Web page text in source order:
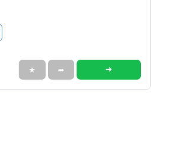
★ ➦ ➜